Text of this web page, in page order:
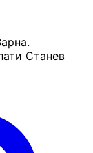
Станев